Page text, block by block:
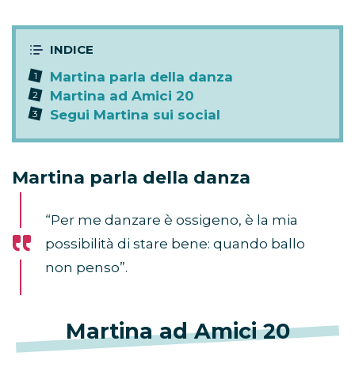
Martina parla della danza
Martina ad Amici 20
Segui Martina sui social
Martina parla della danza
“Per me danzare è ossigeno, è la mia
possibilità di stare bene: quando ballo
non penso”.
Martina ad Amici 20